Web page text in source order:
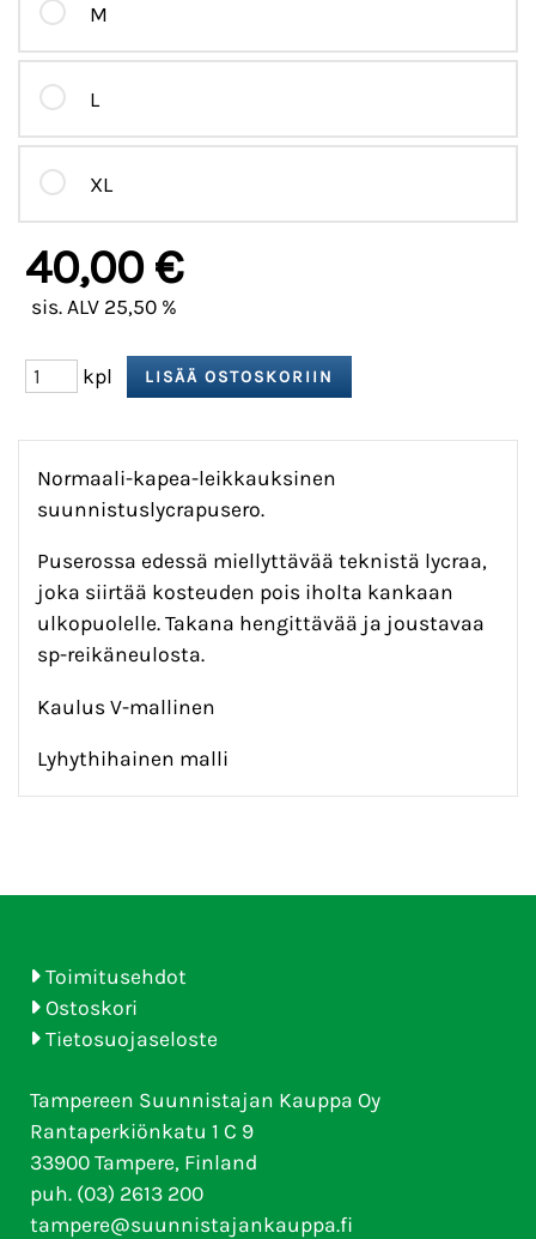
M
L
XL
40,00 €
sis. ALV 25,50 %
kpl
Normaali-kapea-leikkauksinen
suunnistuslycrapusero.
Puserossa edessä miellyttävää teknistä lycraa,
joka siirtää kosteuden pois iholta kankaan
ulkopuolelle. Takana hengittävää ja joustavaa
sp-reikäneulosta.
Kaulus V-mallinen
Lyhythihainen malli
Toimitusehdot
Ostoskori
Tietosuojaseloste
Tampereen Suunnistajan Kauppa Oy
Rantaperkiönkatu 1 C 9
33900 Tampere, Finland
puh. (03) 2613 200
tampere@suunnistajankauppa.fi